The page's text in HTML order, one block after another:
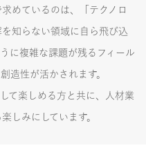
めているのは、「テクノロ
知らない領域に自ら飛び込
に複雑な課題が残るフィール
造性が活かされます。
て楽しめる方と共に、人材業
しみにしています。